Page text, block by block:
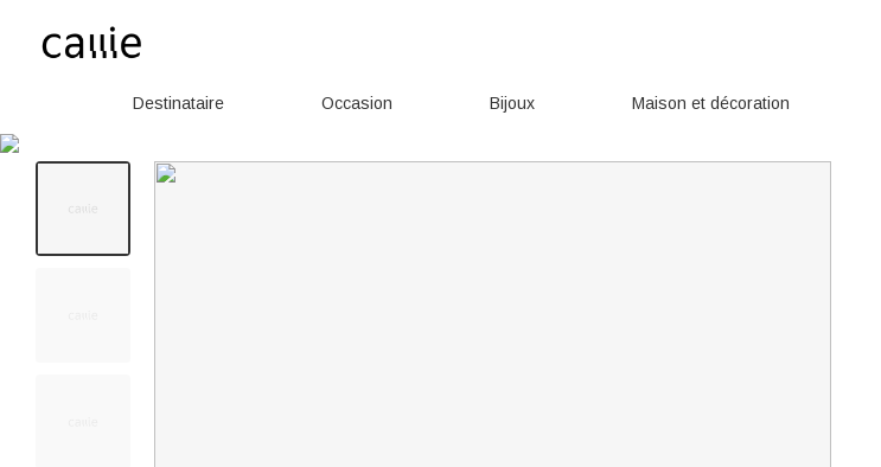
Destinataire Occasion Bijoux Maison et décoration